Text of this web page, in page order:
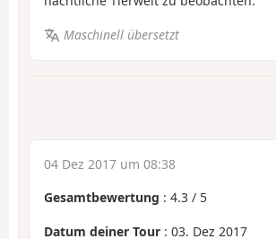
Maschinell übersetzt
04 Dez 2017 um 08:38
Gesamtbewertung : 4.3 / 5
Datum deiner Tour : 03. Dez 2017